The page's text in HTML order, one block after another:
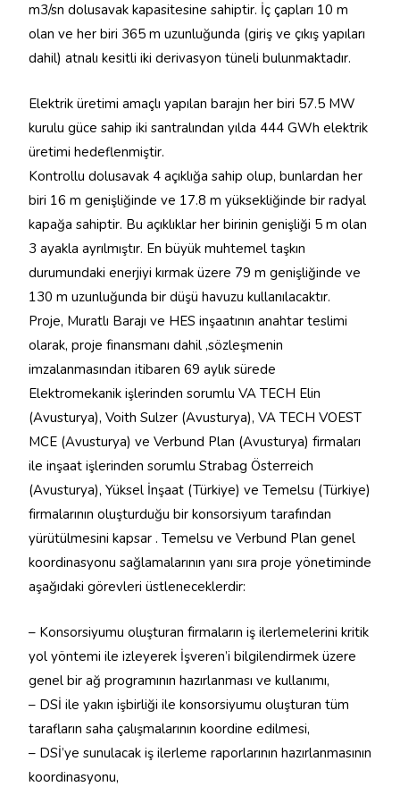
m3/sn dolusavak kapasitesine sahiptir. İç çapları 10 m
olan ve her biri 365 m uzunluğunda (giriş ve çıkış yapıları
dahil) atnalı kesitli iki derivasyon tüneli bulunmaktadır.
Elektrik üretimi amaçlı yapılan barajın her biri 57.5 MW
kurulu güce sahip iki santralından yılda 444 GWh elektrik
üretimi hedeflenmiştir.
Kontrollu dolusavak 4 açıklığa sahip olup, bunlardan her
biri 16 m genişliğinde ve 17.8 m yüksekliğinde bir radyal
kapağa sahiptir. Bu açıklıklar her birinin genişliği 5 m olan
3 ayakla ayrılmıştır. En büyük muhtemel taşkın
durumundaki enerjiyi kırmak üzere 79 m genişliğinde ve
130 m uzunluğunda bir düşü havuzu kullanılacaktır.
Proje, Muratlı Barajı ve HES inşaatının anahtar teslimi
olarak, proje finansmanı dahil ,sözleşmenin
imzalanmasından itibaren 69 aylık sürede
Elektromekanik işlerinden sorumlu VA TECH Elin
(Avusturya), Voith Sulzer (Avusturya), VA TECH VOEST
MCE (Avusturya) ve Verbund Plan (Avusturya) firmaları
ile inşaat işlerinden sorumlu Strabag Österreich
(Avusturya), Yüksel İnşaat (Türkiye) ve Temelsu (Türkiye)
firmalarının oluşturduğu bir konsorsiyum tarafından
yürütülmesini kapsar . Temelsu ve Verbund Plan genel
koordinasyonu sağlamalarının yanı sıra proje yönetiminde
aşağıdaki görevleri üstleneceklerdir:
– Konsorsiyumu oluşturan firmaların iş ilerlemelerini kritik
yol yöntemi ile izleyerek İşveren’i bilgilendirmek üzere
genel bir ağ programının hazırlanması ve kullanımı,
– DSİ ile yakın işbirliği ile konsorsiyumu oluşturan tüm
tarafların saha çalışmalarının koordine edilmesi,
– DSİ’ye sunulacak iş ilerleme raporlarının hazırlanmasının
koordinasyonu,